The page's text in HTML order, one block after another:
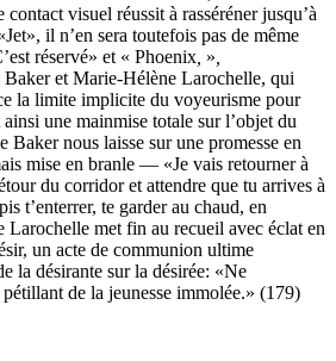
visuel réussit à rasséréner jusqu’à
il n’en sera toutefois pas de même
réservé» et « Phoenix »
Baker et Marie-Hélène Larochelle, qui
la limite implicite du voyeurisme pour
ainsi une mainmise totale sur l’objet du
Baker nous laisse sur une promesse en
mise en branle — «Je vais retourner à
du corridor et attendre que tu arrives à
t’enterrer, te garder au chaud, en
met fin au recueil avec éclat en
un acte de communion ultime
la désirante sur la désirée: «Ne
de la jeunesse immolée.» (179)